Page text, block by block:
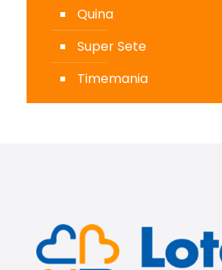
Quina
Super Sete
Timemania